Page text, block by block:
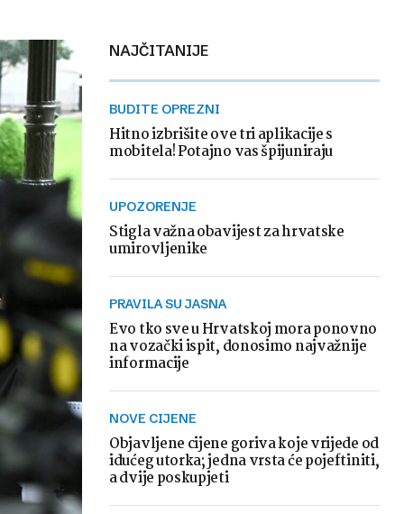
NAJČITANIJE
BUDITE OPREZNI
Hitno izbrišite ove tri aplikacije s
mobitela! Potajno vas špijuniraju
UPOZORENJE
Stigla važna obavijest za hrvatske
umirovljenike
PRAVILA SU JASNA
Evo tko sve u Hrvatskoj mora ponovno
na vozački ispit, donosimo najvažnije
informacije
NOVE CIJENE
Objavljene cijene goriva koje vrijede od
idućeg utorka; jedna vrsta će pojeftiniti,
a dvije poskupjeti